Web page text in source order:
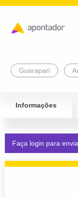
Guarapari
Informações
Faça login para